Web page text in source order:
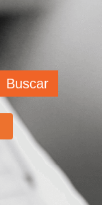
Buscar